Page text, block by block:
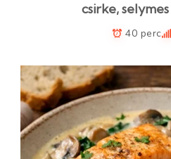
csirke,
40 perc